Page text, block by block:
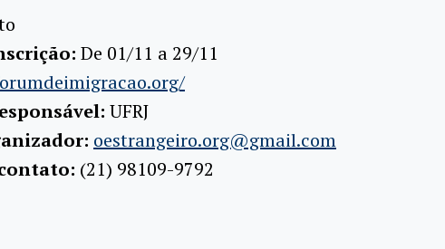
De 01/11 a 29/11
UFRJ
oestrangeiro.org@gmail.com
(21) 98109-9792